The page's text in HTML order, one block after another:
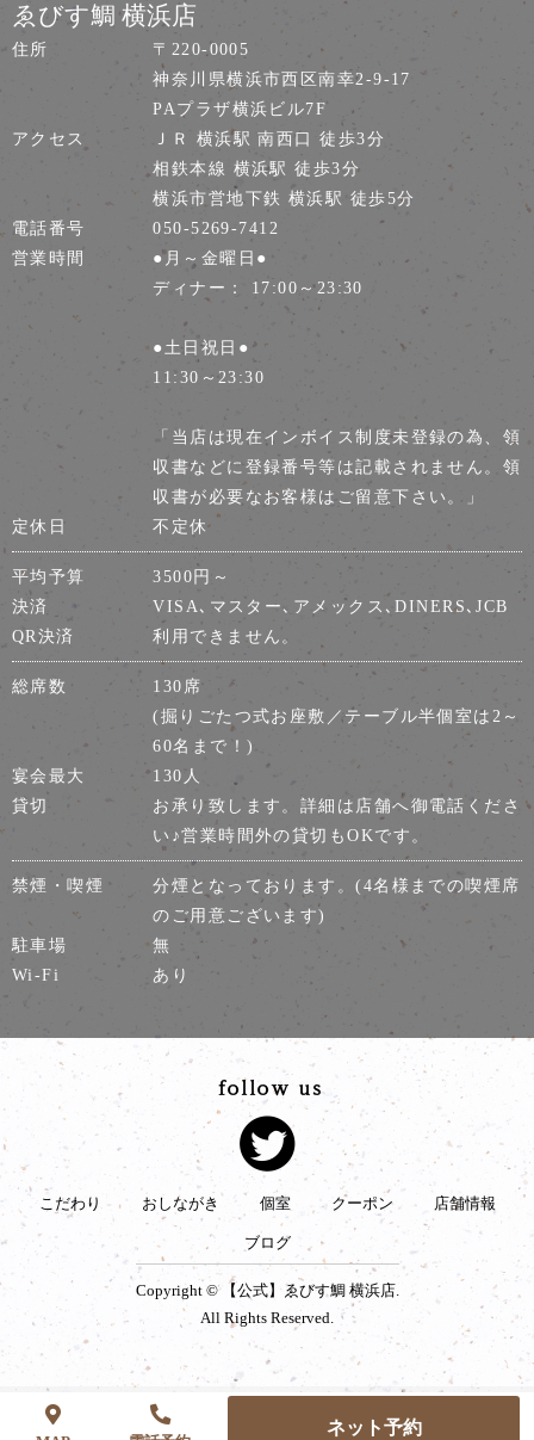
ゑびす鯛 横浜店
住所
〒220-0005
神奈川県横浜市西区南幸2-9-17
PAプラザ横浜ビル7F
アクセス
ＪＲ 横浜駅 南西口 徒歩3分
相鉄本線 横浜駅 徒歩3分
横浜市営地下鉄 横浜駅 徒歩5分
電話番号
050-5269-7412
営業時間
●月～金曜日●
ディナー： 17:00～23:30
●土日祝日●
11:30～23:30
「当店は現在インボイス制度未登録の為、領
収書などに登録番号等は記載されません。領
収書が必要なお客様はご留意下さい。」
定休日
不定休
平均予算
3500円～
決済
VISA､マスター､アメックス､DINERS､JCB
QR決済
利用できません。
総席数
130席
(掘りごたつ式お座敷／テーブル半個室は2～
60名まで！)
宴会最大
130人
貸切
お承り致します。詳細は店舗へ御電話くださ
い♪営業時間外の貸切もOKです。
禁煙・喫煙
分煙となっております。(4名様までの喫煙席
のご用意ございます)
駐車場
無
Wi-Fi
あり
こだわり おしながき 個室 クーポン 店舗情報
ブログ
Copyright © 【公式】ゑびす鯛 横浜店.
All Rights Reserved.
ネット予約